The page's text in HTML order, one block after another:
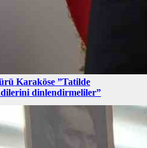
Karaköse ”Tatilde
dinlendirmeliler”